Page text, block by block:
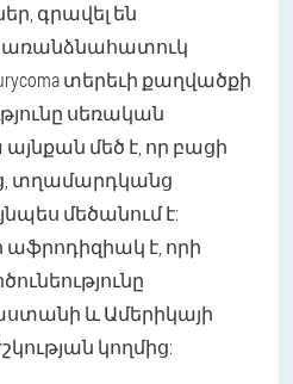
գրավել են
տերեւի քաղվածքի
սեռական
մեծ է, որ բացի
տղամարդկանց
մեծանում է:
աֆրոդիզիակ է, որի
և Ամերիկայի
կողմից: